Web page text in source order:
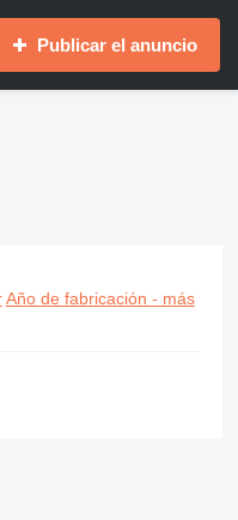
Publicar el anuncio
Año de fabricación - más